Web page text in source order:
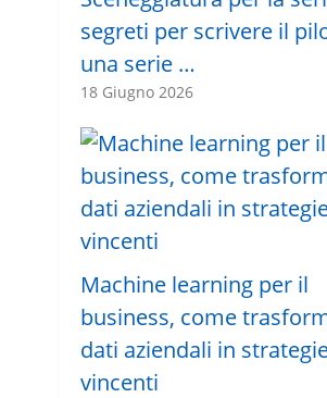
segreti per scrivere il
una serie …
18 Giugno 2026
Machine learning per il
business, come
dati aziendali in
vincenti